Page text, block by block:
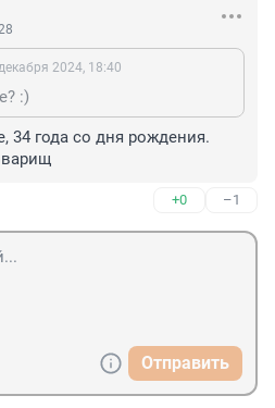
2024, 18:40
:)
34 года со дня рождения.
+0 –1
Отправить